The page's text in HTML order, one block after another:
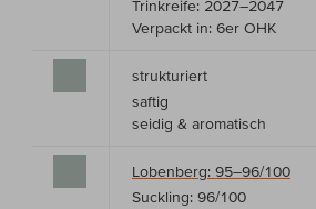
Trinkreife: 2027–2047
Verpackt in: 6er OHK
strukturiert
saftig
seidig & aromatisch
Lobenberg: 95–96/100
Suckling: 96/100